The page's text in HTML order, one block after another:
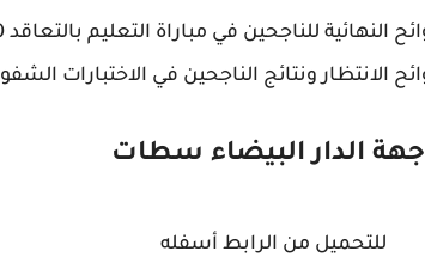
جهة الدار البيضاء سطات
للتحميل من الرابط أسفله